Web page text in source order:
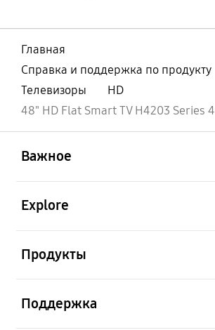
Главная
Справка и поддержка по продукту
Телевизоры
HD
48" HD Flat Smart TV H4203 Series 4
Важное
Explore
Продукты
Поддержка